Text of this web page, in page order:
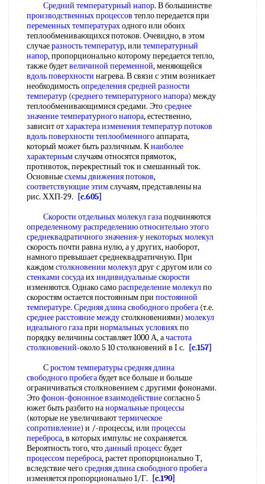
Средний температурный напор. В большинстве
производственных процессов тепло передается при
переменных температураходного или обоих
теплообменивающихся потоков. Очевидно, в этом
случаеразность температур, или температурный
напор, пропорционально которому передается тепло,
также будетвеличиной переменной, меняющейся
вдоль поверхности нагрева. В связи с этим возникает
необходимостьопределения средней разности
температур (среднего температурного напора) между
теплообменивающимися средами. Этосреднее
значениетемпературного напора, естественно,
зависит отхарактера изменениятемператур потоков
вдоль поверхности теплообменногоаппарата,
который может быть различным. Кнаиболее
характернымслучаям относятся прямоток,
противоток, перекрестный ток и смешанный ток.
Основныесхемы движения потоков,
соответствующие этимслучаям, представлены на
рис. ХХП-29.
[c.605]
Скорости отдельныхмолекул газаподчиняются
определенному распределениюотносительно этого
среднеквадратичного значения-унекоторых молекул
скорость почти равна нулю, а у других, наоборот,
намного превышает среднеквадратичную. При
каждомстолкновении молекулдруг с другом или со
стенками сосудаихиндивидуальные скорости
изменяются. Однако самораспределение молекулпо
скоростям остается постоянным при постоянной
температуре. Средняя длина свободного пробега (т.е.
среднее расстояние междустолкновениями) молекул
идеального газапри нормальных условияхпо
порядку величины составляет 1000 А, ачастота
столкновений-около 5 10 столкновений в I с.
[c.157]
Сростом температурысредняя длина
свободного пробегабудет все больше и больше
ограничиваться столкновением с другими фононами.
Этофонон-фононное взаимодействиесогласно 5
южет быть разбито нанормальные процессы
(которые не увеличиваюттермическое
сопротивление) и /-процессы, или процессы
переброса, в которых импульс не сохраняется.
Вероятность того, чтоданный процессбудет
процессом переброса, растет пропорционально Т,
вследствие чегосредняя длина свободного пробега
изменяется пропорционально 1/Г.
[c.190]